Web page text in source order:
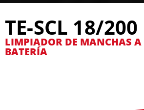
TE-SCL 18/
LIMPIADOR DE MANCHAS
BATERÍA